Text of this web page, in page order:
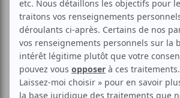
Baptiste et
Voir les avis -->
Aucune offre
disponible